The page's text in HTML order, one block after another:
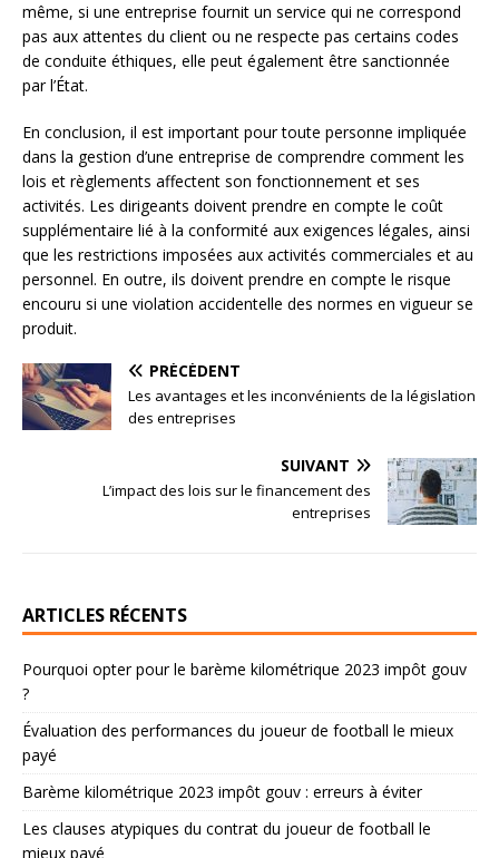
même, si une entreprise fournit un service qui ne correspond
pas aux attentes du client ou ne respecte pas certains codes
de conduite éthiques, elle peut également être sanctionnée
par l’État.
En conclusion, il est important pour toute personne impliquée
dans la gestion d’une entreprise de comprendre comment les
lois et règlements affectent son fonctionnement et ses
activités. Les dirigeants doivent prendre en compte le coût
supplémentaire lié à la conformité aux exigences légales, ainsi
que les restrictions imposées aux activités commerciales et au
personnel. En outre, ils doivent prendre en compte le risque
encouru si une violation accidentelle des normes en vigueur se
produit.
PRÉCÉDENT
Les avantages et les inconvénients de la législation
des entreprises
SUIVANT
L’impact des lois sur le financement des
entreprises
ARTICLES RÉCENTS
Pourquoi opter pour le barème kilométrique 2023 impôt gouv
?
Évaluation des performances du joueur de football le mieux
payé
Barème kilométrique 2023 impôt gouv : erreurs à éviter
Les clauses atypiques du contrat du joueur de football le
mieux payé